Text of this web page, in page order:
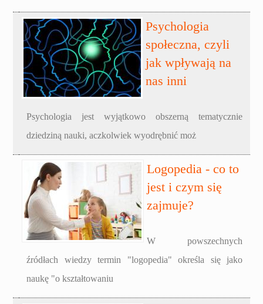
Psychologia
społeczna, czyli
jak wpływają na
nas inni
Psychologia jest wyjątkowo obszerną tematycznie
dziedziną nauki, aczkolwiek wyodrębnić moż
Logopedia - co to
jest i czym się
zajmuje?
W powszechnych
źródłach wiedzy termin "logopedia" określa się jako
naukę "o kształtowaniu